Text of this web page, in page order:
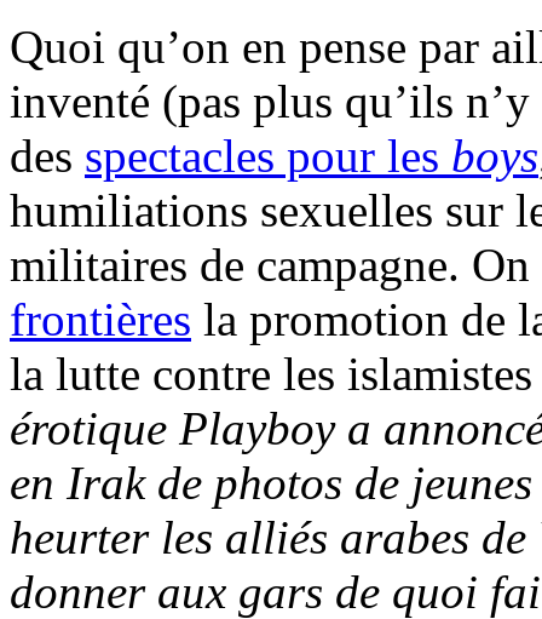
Quoi qu’on en pense par
inventé (pas plus qu’ils
des spectacles pour les boys
humiliations sexuelles sur
militaires de campagne.
frontières la promotion de
la lutte contre les
érotique Playboy a
en Irak de photos de
heurter les alliés arabes
donner aux gars de quoi